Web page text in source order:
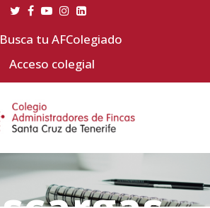
Busca tu AFColegiado
Acceso colegial